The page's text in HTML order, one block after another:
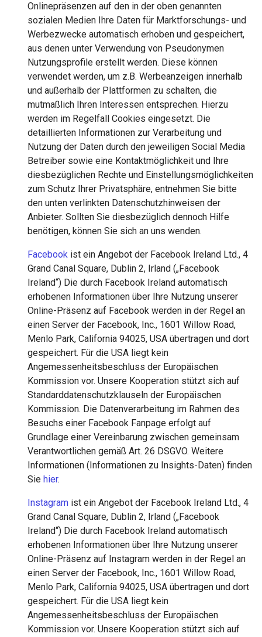
Onlinepräsenzen auf den in der oben genannten
sozialen Medien Ihre Daten für Marktforschungs- und
Werbezwecke automatisch erhoben und gespeichert,
aus denen unter Verwendung von Pseudonymen
Nutzungsprofile erstellt werden. Diese können
verwendet werden, um z.B. Werbeanzeigen innerhalb
und außerhalb der Plattformen zu schalten, die
mutmaßlich Ihren Interessen entsprechen. Hierzu
werden im Regelfall Cookies eingesetzt. Die
detaillierten Informationen zur Verarbeitung und
Nutzung der Daten durch den jeweiligen Social Media
Betreiber sowie eine Kontaktmöglichkeit und Ihre
diesbezüglichen Rechte und Einstellungsmöglichkeiten
zum Schutz Ihrer Privatsphäre, entnehmen Sie bitte
den unten verlinkten Datenschutzhinweisen der
Anbieter. Sollten Sie diesbezüglich dennoch Hilfe
benötigen, können Sie sich an uns wenden.
Facebook ist ein Angebot der Facebook Ireland Ltd., 4
Grand Canal Square, Dublin 2, Irland („Facebook
Ireland“) Die durch Facebook Ireland automatisch
erhobenen Informationen über Ihre Nutzung unserer
Online-Präsenz auf Facebook werden in der Regel an
einen Server der Facebook, Inc., 1601 Willow Road,
Menlo Park, California 94025, USA übertragen und dort
gespeichert. Für die USA liegt kein
Angemessenheitsbeschluss der Europäischen
Kommission vor. Unsere Kooperation stützt sich auf
Standarddatenschutzklauseln der Europäischen
Kommission. Die Datenverarbeitung im Rahmen des
Besuchs einer Facebook Fanpage erfolgt auf
Grundlage einer Vereinbarung zwischen gemeinsam
Verantwortlichen gemäß Art. 26 DSGVO. Weitere
Informationen (Informationen zu Insights-Daten) finden
Sie hier.
Instagram ist ein Angebot der Facebook Ireland Ltd., 4
Grand Canal Square, Dublin 2, Irland („Facebook
Ireland“) Die durch Facebook Ireland automatisch
erhobenen Informationen über Ihre Nutzung unserer
Online-Präsenz auf Instagram werden in der Regel an
einen Server der Facebook, Inc., 1601 Willow Road,
Menlo Park, California 94025, USA übertragen und dort
gespeichert. Für die USA liegt kein
Angemessenheitsbeschluss der Europäischen
Kommission vor. Unsere Kooperation stützt sich auf